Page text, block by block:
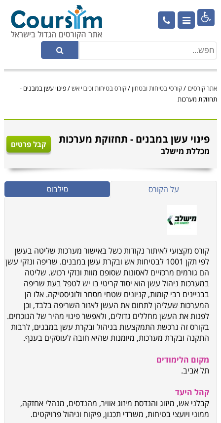

אתר קורסים /קורסי בטיחות ובטחון/קורס בטיחות וכיבוי אש/פינוי עשן במבנים -
תחזוקת מערכות
פינוי עשן במבנים - תחזוקת מערכות
מכללת מישלב
קבל פרטים
על הקורס סילבוס
קורס מקצועי לאיתור נקודות כשל באישור מערכות שליטה בעשן
לפי תקן 1001 לבטיחות אש ובקרת עשן במבנים. שריפה ונזקי עשן
הם גורמים מרכזיים לאסונות שסופם מוות ונזקי רכוש. שליטה
במערכות ניהול עשן הוא יסוד קריטי בו יש לטפל בעת שריפה
בבניינים רבי קומות, קניונים שטחי מסחר ולוגיסטיקה. אלו הן
המערכות שעליהן לתחום את העשן לאזור השריפה בלבד, וכן
לפנות את העשן מחללים גדולים, ולאפשר פינוי מהיר של הנוכחים.
בקורס זה נרכשת התמקצעות בניהול ובקרת עשן במבנים, לרבות
התקנה ובקרת מערכות, מיומנות שהיא חובה לעוסקים בענף.
מקום הלימודים
תל אביב.
קהל היעד
קבלני אש, מיזוג והנדסת מיזוג אוויר, מהנדסים, מנהלי אחזקה,
ממוני ויועצי בטיחות, משרדי תכנון, פיקוח וניהול פרויקטים.